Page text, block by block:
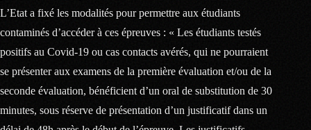
L’Etat a fixé les modalités pour permettre aux étudiants
contaminés d’accéder à ces épreuves : « Les étudiants testés
positifs au Covid-19 ou cas contacts avérés, qui ne pourraient
se présenter aux examens de la première évaluation et/ou de la
seconde évaluation, bénéficient d’un oral de substitution de 30
minutes, sous réserve de présentation d’un justificatif dans un